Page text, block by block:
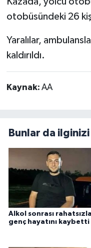
otobüsündeki 26
Yaralılar,
kaldırıldı.
Kaynak: AA
Bunlar da
Alkol sonrası
genç hayatını kaybetti